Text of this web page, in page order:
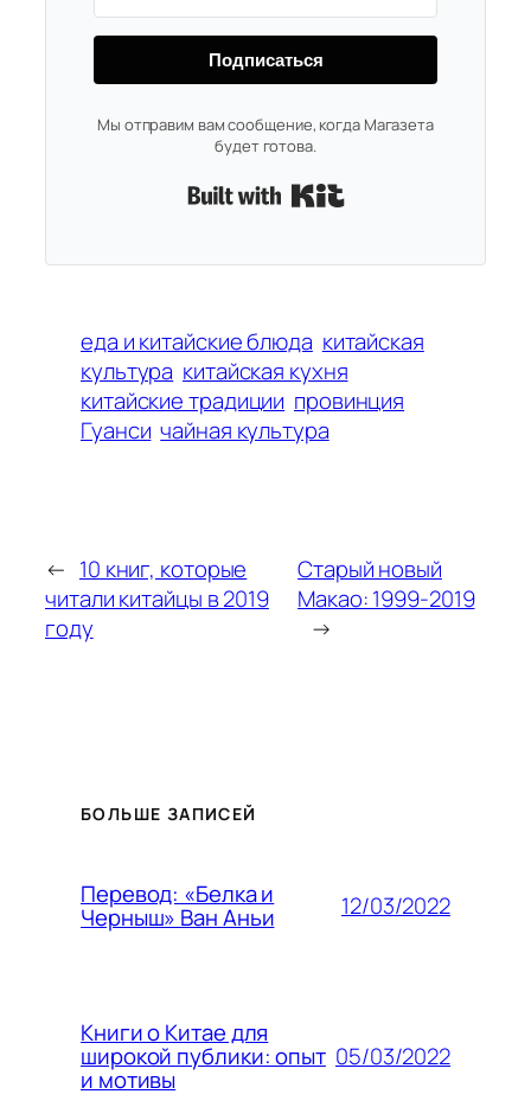
Подписаться
Мы отправим вам сообщение, когда Магазета
будет готова.
еда и китайские блюда китайская
культура китайская кухня
китайские традиции провинция
Гуанси чайная культура
← 10 книг, которые
читали китайцы в 2019
году
Старый новый
Макао: 1999-2019
→
БОЛЬШЕ ЗАПИСЕЙ
Перевод: «Белка и
Черныш» Ван Аньи 12/03/2022
Книги о Китае для
широкой публики: опыт
и мотивы
05/03/2022